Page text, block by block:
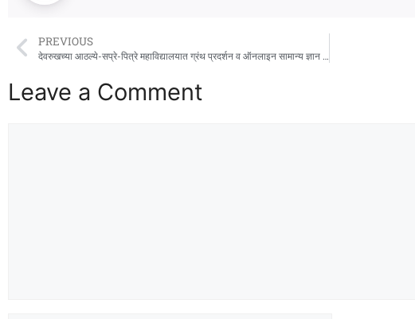
PREVIOUS
देवरुखच्या आठल्ये-सप्रे-पित्रे महाविद्यालयात ग्रंथ प्रदर्शन व ऑनलाइन सामान्य ज्ञान स्पर्धा
Leave a Comment